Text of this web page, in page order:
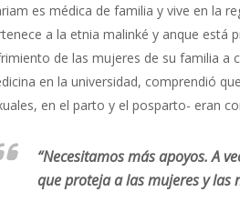
es médica de familia y vive en la
a la etnia malinké y anque está
de las mujeres de su familia a
en la universidad, comprendió
en el parto y el posparto- eran
“Necesitamos más apoyos. A
que proteja a las mujeres y las